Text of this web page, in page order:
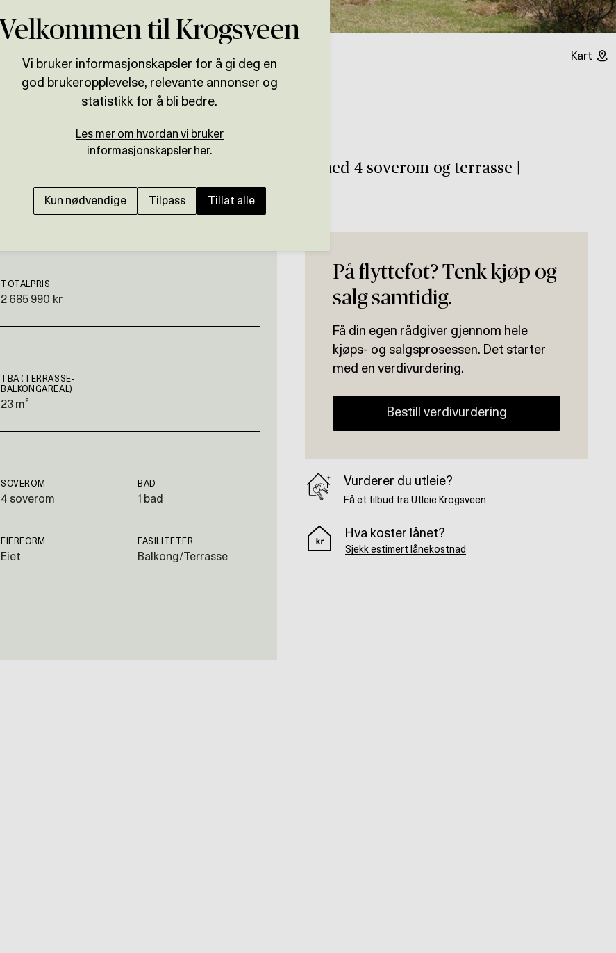
Kart
BJORLI
Innholdsrik fritidsbolig med 4 soverom og terrasse |
Langrennsløyper like ved
TOTALPRIS
2 685 990 kr
TBA (TERRASSE-
BALKONGAREAL)
23 m²
SOVEROM
4 soverom
BAD
1 bad
EIERFORM
Eiet
FASILITETER
Balkong/Terrasse
På flyttefot? Tenk kjøp og
salg samtidig.
Få din egen rådgiver gjennom hele
kjøps- og salgsprosessen. Det starter
med en verdivurdering.
Bestill verdivurdering
Vurderer du utleie?
Få et tilbud fra Utleie Krogsveen
Hva koster lånet?
Sjekk estimert lånekostnad
Velkommen til Krogsveen
Vi bruker informasjonskapsler for å gi deg en
god brukeropplevelse, relevante annonser og
statistikk for å bli bedre.
Les mer om hvordan vi bruker
informasjonskapsler her.
Kun nødvendige Tilpass Tillat alle